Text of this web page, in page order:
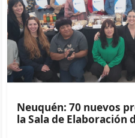
Neuquén: 70 nuevos
la Sala de Elaboración